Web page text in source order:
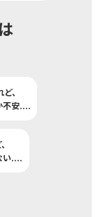
、
不安....
い....